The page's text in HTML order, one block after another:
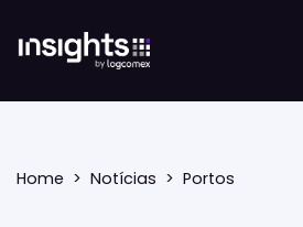
Home Notícias Portos